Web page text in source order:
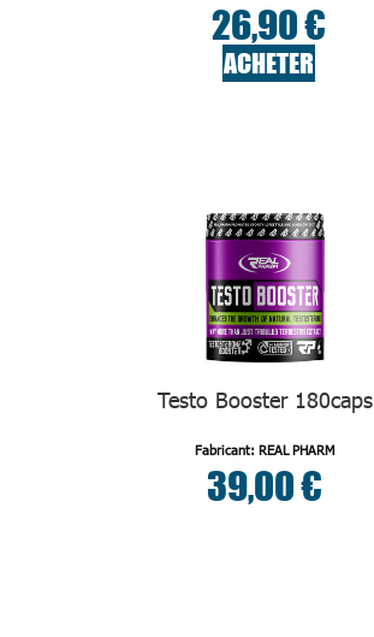
26,90 €
ACHETER
Testo Booster 180caps
Fabricant: REAL PHARM
39,00 €